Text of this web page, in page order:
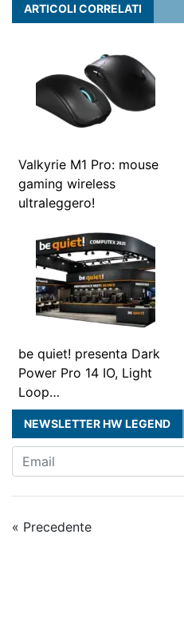
ARTICOLI CORRELATI
Valkyrie M1 Pro: mouse
gaming wireless
ultraleggero!
be quiet! presenta Dark
Power Pro 14 IO, Light
Loop…
NEWSLETTER HW LEGEND
« Precedente